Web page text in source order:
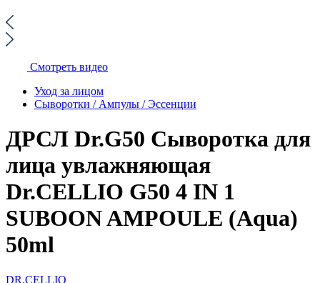
Смотреть видео
Уход за лицом
Сыворотки / Ампулы / Эссенции
ДРСЛ Dr.G50 Сыворотка для
лица увлажняющая
Dr.CELLIO G50 4 IN 1
SUBOON AMPOULE (Aqua)
50ml
DR.CELLIO